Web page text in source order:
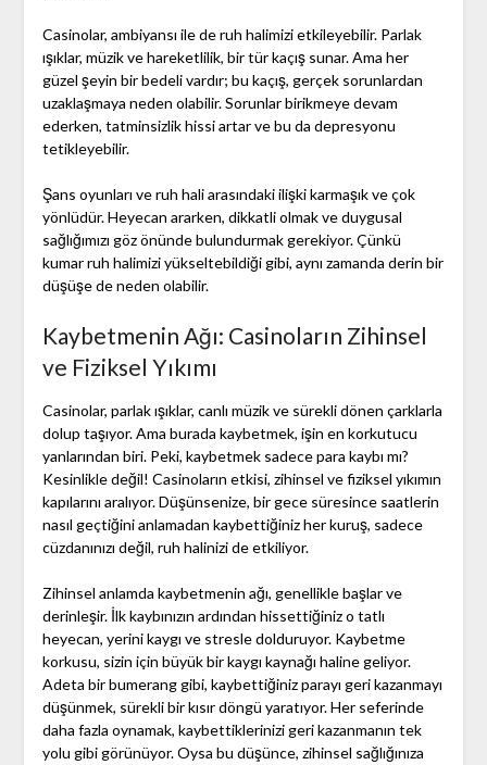
Casinolar, ambiyansı ile de ruh halimizi etkileyebilir. Parlak
ışıklar, müzik ve hareketlilik, bir tür kaçış sunar. Ama her
güzel şeyin bir bedeli vardır; bu kaçış, gerçek sorunlardan
uzaklaşmaya neden olabilir. Sorunlar birikmeye devam
ederken, tatminsizlik hissi artar ve bu da depresyonu
tetikleyebilir.
Şans oyunları ve ruh hali arasındaki ilişki karmaşık ve çok
yönlüdür. Heyecan ararken, dikkatli olmak ve duygusal
sağlığımızı göz önünde bulundurmak gerekiyor. Çünkü
kumar ruh halimizi yükseltebildiği gibi, aynı zamanda derin bir
düşüşe de neden olabilir.
Kaybetmenin Ağı: Casinoların Zihinsel
ve Fiziksel Yıkımı
Casinolar, parlak ışıklar, canlı müzik ve sürekli dönen çarklarla
dolup taşıyor. Ama burada kaybetmek, işin en korkutucu
yanlarından biri. Peki, kaybetmek sadece para kaybı mı?
Kesinlikle değil! Casinoların etkisi, zihinsel ve fiziksel yıkımın
kapılarını aralıyor. Düşünsenize, bir gece süresince saatlerin
nasıl geçtiğini anlamadan kaybettiğiniz her kuruş, sadece
cüzdanınızı değil, ruh halinizi de etkiliyor.
Zihinsel anlamda kaybetmenin ağı, genellikle başlar ve
derinleşir. İlk kaybınızın ardından hissettiğiniz o tatlı
heyecan, yerini kaygı ve stresle dolduruyor. Kaybetme
korkusu, sizin için büyük bir kaygı kaynağı haline geliyor.
Adeta bir bumerang gibi, kaybettiğiniz parayı geri kazanmayı
düşünmek, sürekli bir kısır döngü yaratıyor. Her seferinde
daha fazla oynamak, kaybettiklerinizi geri kazanmanın tek
yolu gibi görünüyor. Oysa bu düşünce, zihinsel sağlığınıza